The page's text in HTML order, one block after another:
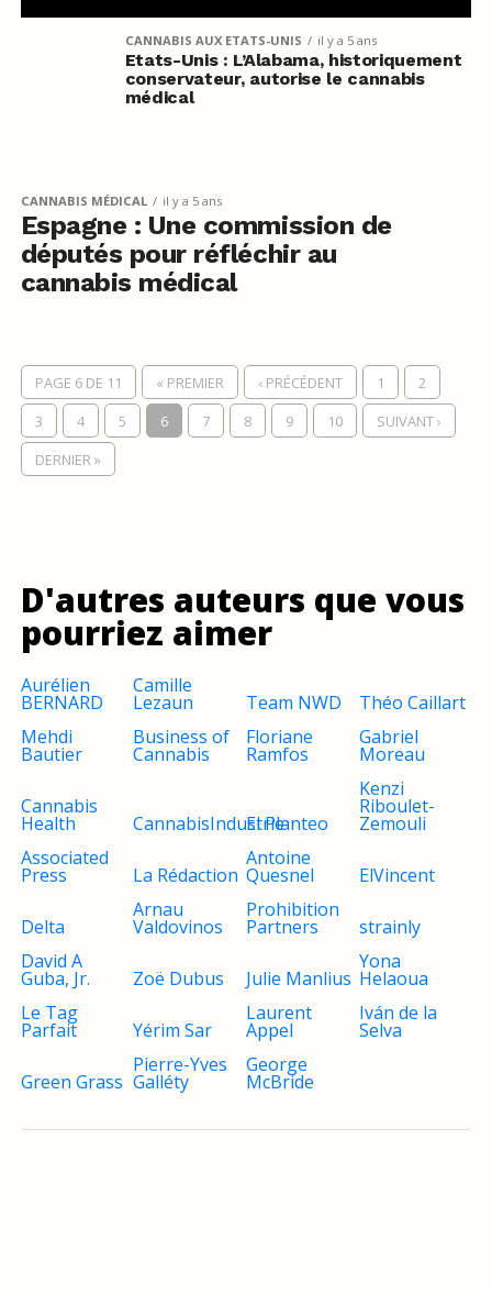
CANNABIS AUX ETATS-UNIS il y a 5 ans
Etats-Unis : L’Alabama, historiquement
conservateur, autorise le cannabis
médical
CANNABIS MÉDICAL il y a 5 ans
Espagne : Une commission de
députés pour réfléchir au
cannabis médical
PAGE 6 DE 11 « PREMIER ‹ PRÉCÉDENT 1
2
3
4 5 6 7 8 9 10
SUIVANT ›
DERNIER »
D'autres auteurs que vous
pourriez aimer
Aurélien
BERNARD
Camille
Lezaun Team NWD
Théo Caillart
Mehdi
Bautier
Business of
Cannabis
Floriane
Ramfos
Gabriel
Moreau
Cannabis
Health CannabisIndustrieEl Planteo
Kenzi
Riboulet-
Zemouli
Associated
Press La Rédaction
Antoine
Quesnel ElVincent
Delta
Arnau
Valdovinos
Prohibition
Partners
strainly
David A
Guba, Jr. Zoë Dubus Julie Manlius
Yona
Helaoua
Le Tag
Parfait Yérim Sar
Laurent
Appel
Iván de la
Selva
Green Grass
Pierre-Yves
Galléty
George
McBride